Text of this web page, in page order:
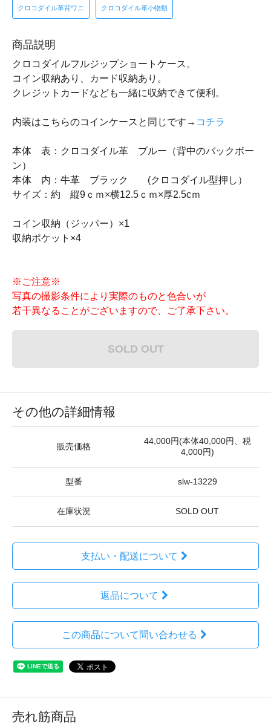
クロコダイル革背ワニ クロコダイル革小物類
商品説明
クロコダイルフルジップショートケース。
コイン収納あり、カード収納あり。
クレジットカードなども一緒に収納できて便利。
内装はこちらのコインケースと同じです→ コチラ
本体 表：クロコダイル革 ブルー（背中のバックボー
ン）
本体 内：牛革 ブラック (クロコダイル型押し）
サイズ：約 縦9ｃｍ×横12.5ｃｍ×厚2.5cｍ
コイン収納（ジッパー）×1
収納ポケット×4
※ご注意※
写真の撮影条件により実際のものと色合いが
若干異なることがございますので、ご了承下さい。
SOLD OUT
その他の詳細情報
販売価格
44,000円(本体40,000円、税
4,000円)
型番 slw-13229
在庫状況 SOLD OUT
支払い・配送について
返品について
この商品について問い合わせる
売れ筋商品